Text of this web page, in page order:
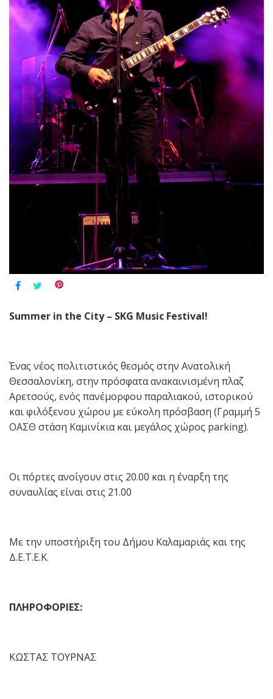
Summer in the City – SKG Music Festival!
Ένας νέος πολιτιστικός θεσμός στην Ανατολική
Θεσσαλονίκη, στην πρόσφατα ανακαινισμένη πλαζ
Αρετσούς, ενός πανέμορφου παραλιακού, ιστορικού
και φιλόξενου χώρου με εύκολη πρόσβαση (Γραμμή 5
ΟΑΣΘ στάση Καμινίκια και μεγάλος χώρος parking).
Οι πόρτες ανοίγουν στις 20.00 και η έναρξη της
συναυλίας είναι στις 21.00
Με την υποστήριξη του Δήμου Καλαμαριάς και της
Δ.Ε.Τ.Ε.Κ.
ΠΛΗΡΟΦΟΡΙΕΣ:
ΚΩΣΤΑΣ ΤΟΥΡΝΑΣ